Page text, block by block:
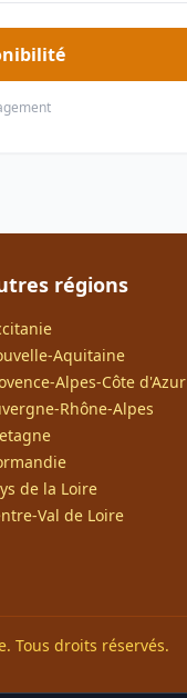
régions
Aquitaine
Alpes-Côte d'Azur
Rhône-Alpes
de la Loire
Val de Loire
Tous droits réservés.